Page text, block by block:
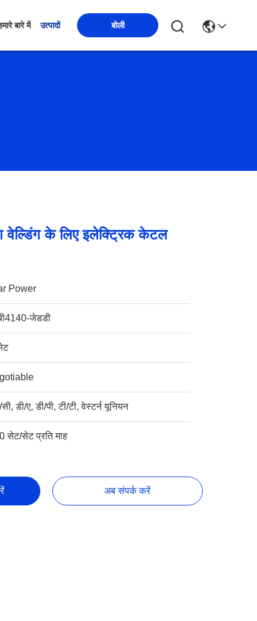
बारे में उत्पादों बोली
वेल्डिंग के लिए इलेक्ट्रिक केटल
Power
जेडडी
डी/ए, डी/पी, टी/टी, वेस्टर्न यूनियन
सेट/सेट प्रति माह
अब संपर्क करें